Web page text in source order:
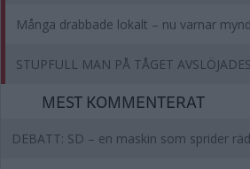
Många drabbade lokalt – nu varnar
STUPFULL MAN PÅ TÅGET
MEST KOMMENTERAT
DEBATT: SD – en maskin som sprider